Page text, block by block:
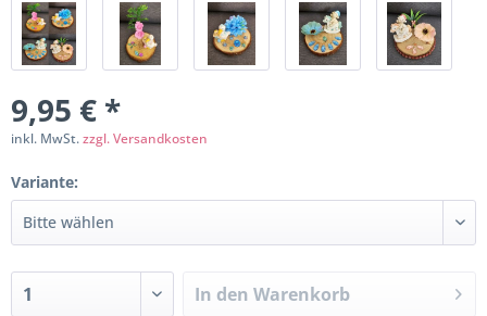
9,95 € *
inkl. MwSt.zzgl. Versandkosten
Variante:
In den Warenkorb